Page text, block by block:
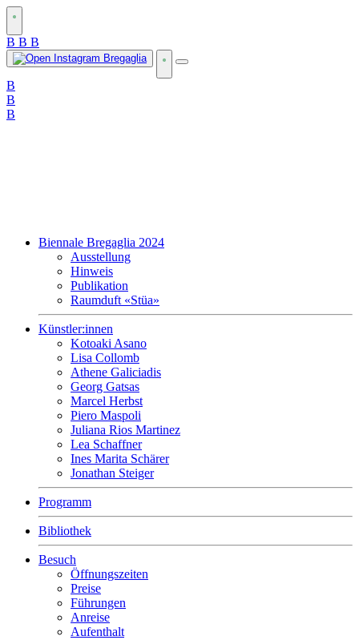
B B B
B
B
B
Biennale Bregaglia 2024
Ausstellung
Hinweis
Publikation
Raumduft «Stüa»
Künstler:innen
Kotoaki Asano
Lisa Collomb
Athene Galiciadis
Georg Gatsas
Marcel Herbst
Piero Maspoli
Juliana Rios Martinez
Lea Schaffner
Ines Marita Schärer
Jonathan Steiger
Programm
Bibliothek
Besuch
Öffnungszeiten
Preise
Führungen
Anreise
Aufenthalt